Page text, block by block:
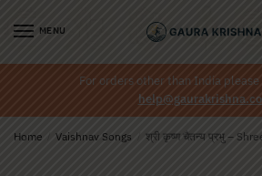
MENU
For orders other than India please
Home Vaishnav Songs श्री कृष्ण चैतन्य प्रभु –